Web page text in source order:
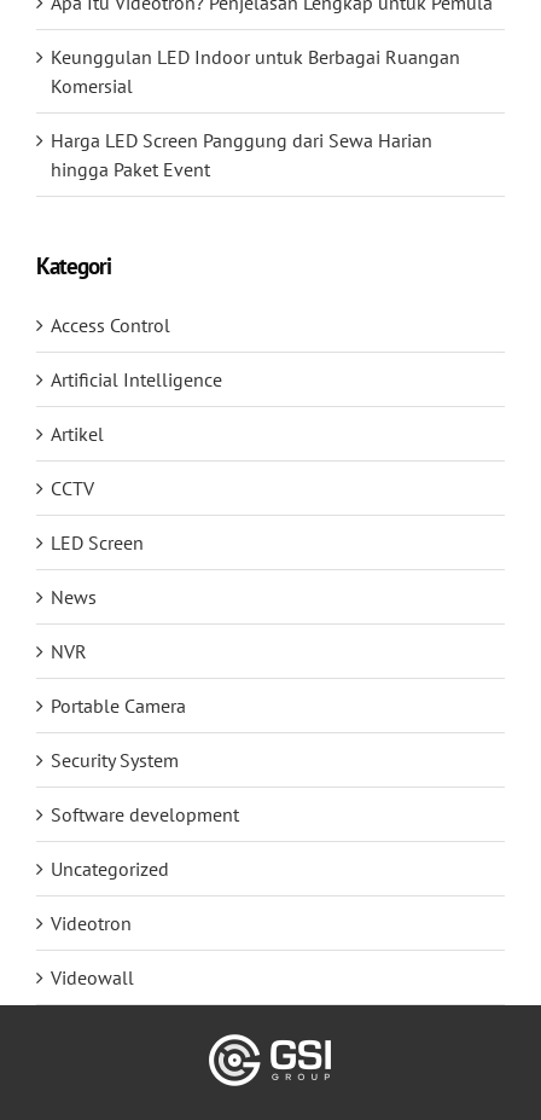
Keunggulan LED Indoor untuk Berbagai Ruangan
Komersial
Harga LED Screen Panggung dari Sewa Harian
hingga Paket Event
Kategori
Access Control
Artificial Intelligence
Artikel
CCTV
LED Screen
News
NVR
Portable Camera
Security System
Software development
Uncategorized
Videotron
Videowall